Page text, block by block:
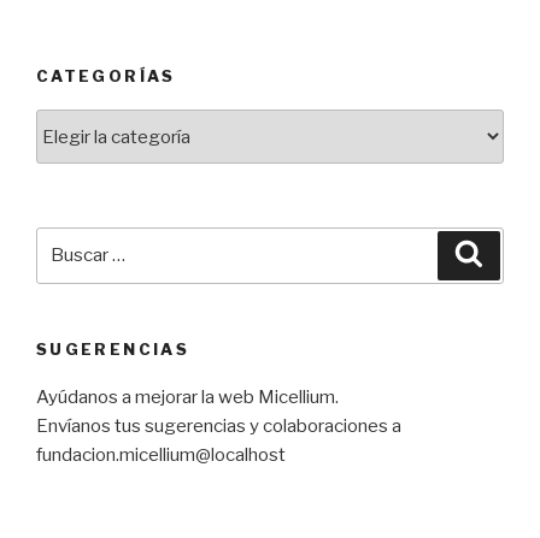
CATEGORÍAS
SUGERENCIAS
Ayúdanos a mejorar la web Micellium.
Envíanos tus sugerencias y colaboraciones a
fundacion.micellium@localhost